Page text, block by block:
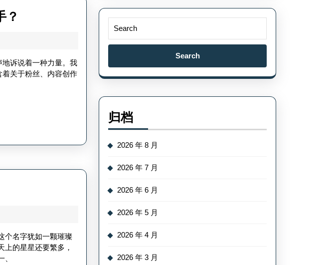
？
粉
丝
快
丝
更
地诉说着一种力量。我
着关于粉丝、内容创作
个名字犹如一颗璀璨
的星星还要繁多，
Search
归档
2026 年 8 月
2026 年 7 月
2026 年 6 月
2026 年 5 月
2026 年 4 月
2026 年 3 月